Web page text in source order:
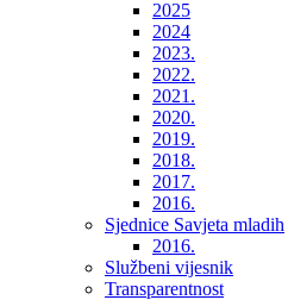
2025
2024
2023.
2022.
2021.
2020.
2019.
2018.
2017.
2016.
Sjednice Savjeta mladih
2016.
Službeni vijesnik
Transparentnost